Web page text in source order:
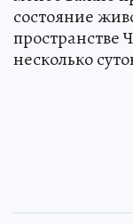
состояние
пространстве
несколько